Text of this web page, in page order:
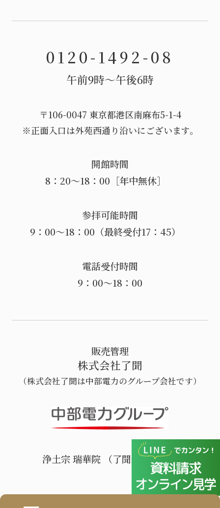
0120-1492-08
午前9時〜午後6時
〒106-0047 東京都港区南麻布5-1-4
※正面入口は外苑西通り沿いにございます。
開館時間
8：20～18：00［年中無休］
参拝可能時間
9：00～18：00（最終受付17：45）
電話受付時間
9：00～18：00
販売管理
株式会社了聞
（株式会社了聞は中部電力のグループ会社です）
浄土宗 瑞華院 （了聞運営寺院）
© 2022 RYOMON